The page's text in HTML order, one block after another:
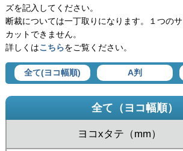
ズを記入してください。
断裁については一丁取りになります。１つの
カットできません。
詳しくはこちらをご覧ください。
全て(ヨコ幅順) A判
全て（ヨコ幅順）
ヨコxタテ（mm）